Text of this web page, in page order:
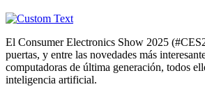
El Consumer Electronics Show 2025
puertas, y entre las novedades más
computadoras de última generación, todos
inteligencia artificial.